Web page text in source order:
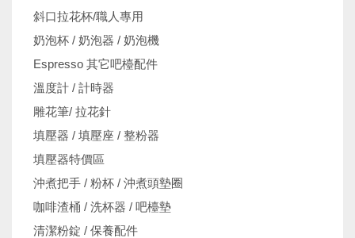
斜口拉花杯/職人專用
奶泡杯 / 奶泡器 / 奶泡機
Espresso 其它吧檯配件
溫度計 / 計時器
雕花筆/ 拉花針
填壓器 / 填壓座 / 整粉器
填壓器特價區
沖煮把手 / 粉杯 / 沖煮頭墊圈
咖啡渣桶 / 洗杯器 / 吧檯墊
清潔粉錠 / 保養配件